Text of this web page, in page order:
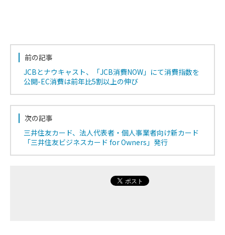
前の記事
JCBとナウキャスト、「JCB消費NOW」にて消費指数を
公開-EC消費は前年比5割以上の伸び
次の記事
三井住友カード、法人代表者・個人事業者向け新カード
「三井住友ビジネスカード for Owners」発行